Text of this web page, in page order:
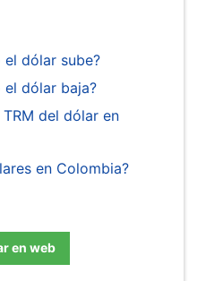
el dólar sube?
el dólar baja?
del dólar en
en Colombia?
en web